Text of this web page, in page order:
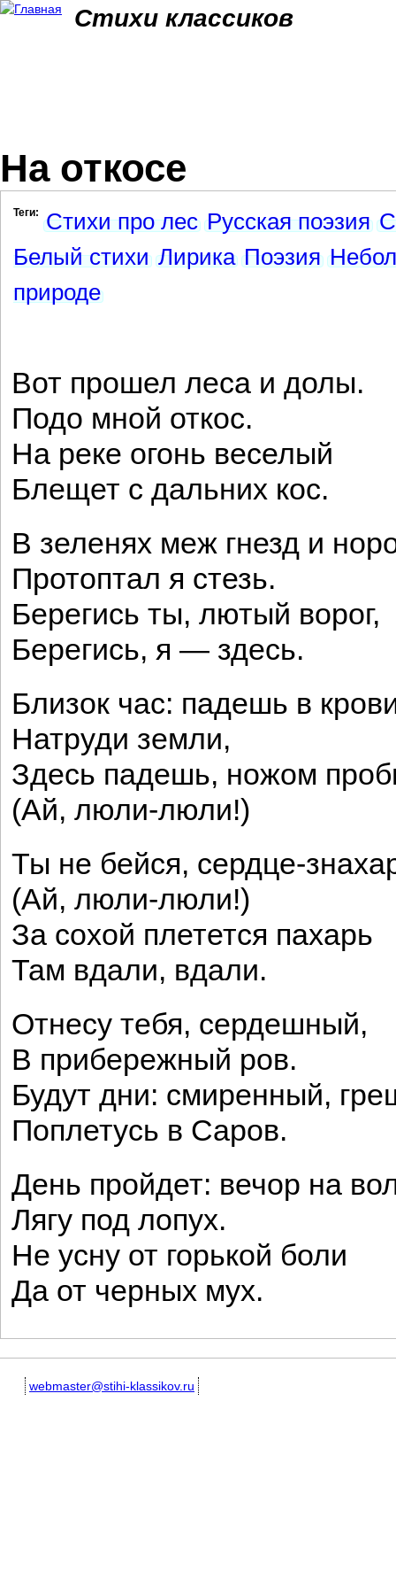
Стихи классиков
На откосе
Теги: Стихи про лес Русская поэзия
Белый стихи Лирика Поэзия
природе
Вот прошел леса и долы.
Подо мной откос.
На реке огонь веселый
Блещет с дальних кос.
В зеленях меж гнезд и
Протоптал я стезь.
Берегись ты, лютый ворог,
Берегись, я — здесь.
Близок час: падешь в
Натруди земли,
Здесь падешь, ножом
(Ай, люли-люли!)
Ты не бейся, сердце-
(Ай, люли-люли!)
За сохой плетется пахарь
Там вдали, вдали.
Отнесу тебя, сердешный,
В прибережный ров.
Будут дни: смиренный,
Поплетусь в Саров.
День пройдет: вечор на
Лягу под лопух.
Не усну от горькой боли
Да от черных мух.
webmaster@stihi-klassikov.ru